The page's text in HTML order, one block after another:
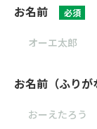
お名前 必須
お名前（ふりが